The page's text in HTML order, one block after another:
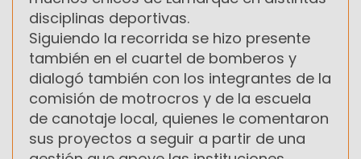
disciplinas deportivas.
Siguiendo la recorrida se hizo presente
también en el cuartel de bomberos y
dialogó también con los integrantes de la
comisión de motrocros y de la escuela
de canotaje local, quienes le comentaron
sus proyectos a seguir a partir de una